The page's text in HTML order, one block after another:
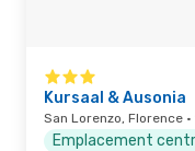
Kursaal & Ausonia
San Lorenzo, Florence
Emplacement